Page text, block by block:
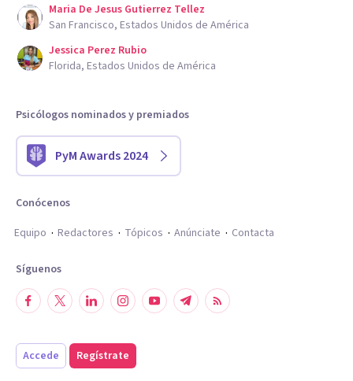
Maria De Jesus Gutierrez Tellez
San Francisco, Estados Unidos de América
Jessica Perez Rubio
Florida, Estados Unidos de América
Psicólogos nominados y premiados
PyM Awards 2024
Conócenos
Equipo
Redactores Tópicos Anúnciate Contacta
Síguenos
Accede Regístrate